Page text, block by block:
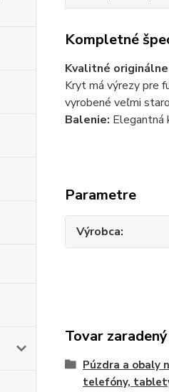
Kompletné
Kvalitné
Kryt má výrezy pre
vyrobené veľmi
Balenie: Elegantná
Parametre
Výrobca
Tovar
Púzdra a obaly
telefóny,